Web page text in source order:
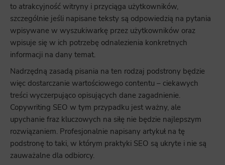
Marketing
Scope responsible for displaying personalized ads that may be of interest to the user based on browsing history and
habits and demographic criteria. Also, third-party files that, in conjunction with files installed while browsing other
websites, profile the user, providing him or her with the marketing, advertising and retargeting content deemed most
appropriate.
to atrakcyjność witryny i przyciąga użytkowników,
szczególnie jeśli napisane teksty są odpowiedzią na pytania
wpisywane w wyszukiwarkę przez użytkowników oraz
wpisuje się w ich potrzebę odnalezienia konkretnych
informacji na dany temat.
Nadrzędną zasadą pisania na ten rodzaj podstrony będzie
więc dostarczanie wartościowego contentu – ciekawych
treści wyczerpująco opisujących dane zagadnienie.
Copywriting SEO w tym przypadku jest ważny, ale
upychanie fraz kluczowych na siłę nie będzie najlepszym
rozwiązaniem. Profesjonalnie napisany artykuł na tę
podstronę to taki, w którym praktyki SEO są ukryte i nie są
zauważalne dla odbiorcy.